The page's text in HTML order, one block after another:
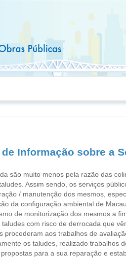
de Informação sobre a
são muito menos pela razão das
Assim sendo, os serviços
/ manutenção dos mesmos,
da configuração ambiental de
de monitorização dos mesmos a
com risco de derrocada que
procederam aos trabalhos de
os taludes, realizado trabalhos
para a sua reparação e